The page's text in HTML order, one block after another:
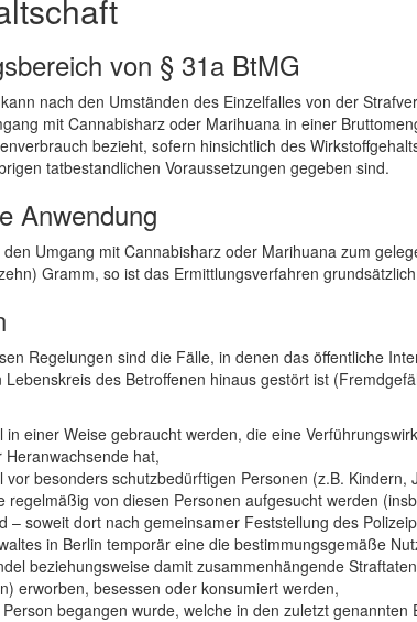
von § 31a BtMG
nach den Umständen des Einzelfalles von der
mit Cannabisharz oder Marihuana in einer
bezieht, sofern hinsichtlich des
tatbestandlichen Voraussetzungen gegeben sind.
Anwendung
Umgang mit Cannabisharz oder Marihuana zum
Gramm, so ist das Ermittlungsverfahren
Regelungen sind die Fälle, in denen das öffentliche
des Betroffenen hinaus gestört ist
in einer Weise gebraucht werden, die eine
hat,
vor besonders schutzbedürftigen Personen (z.B.
regelmäßig von diesen Personen aufgesucht werden
– soweit dort nach gemeinsamer Feststellung des
in Berlin temporär eine die bestimmungsgemäße
beziehungsweise damit zusammenhängende
erworben, besessen oder konsumiert werden,
begangen wurde, welche in den zuletzt genannten